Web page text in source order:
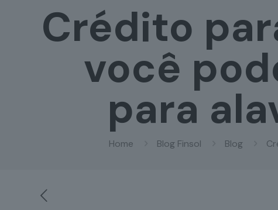
Crédito
você
para
Home Blog Finsol Blog